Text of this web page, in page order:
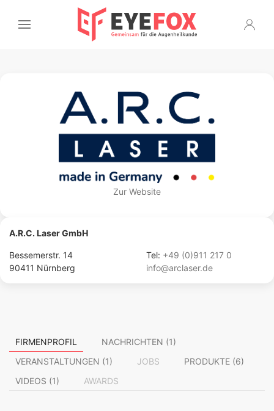
Zur Website
A.R.C. Laser GmbH
Bessemerstr. 14
90411 Nürnberg
Tel: +49 (0)911 217 0
info@arclaser.de
FIRMENPROFIL
NACHRICHTEN (1)
VERANSTALTUNGEN (1)
JOBS
PRODUKTE (6)
VIDEOS (1)
AWARDS